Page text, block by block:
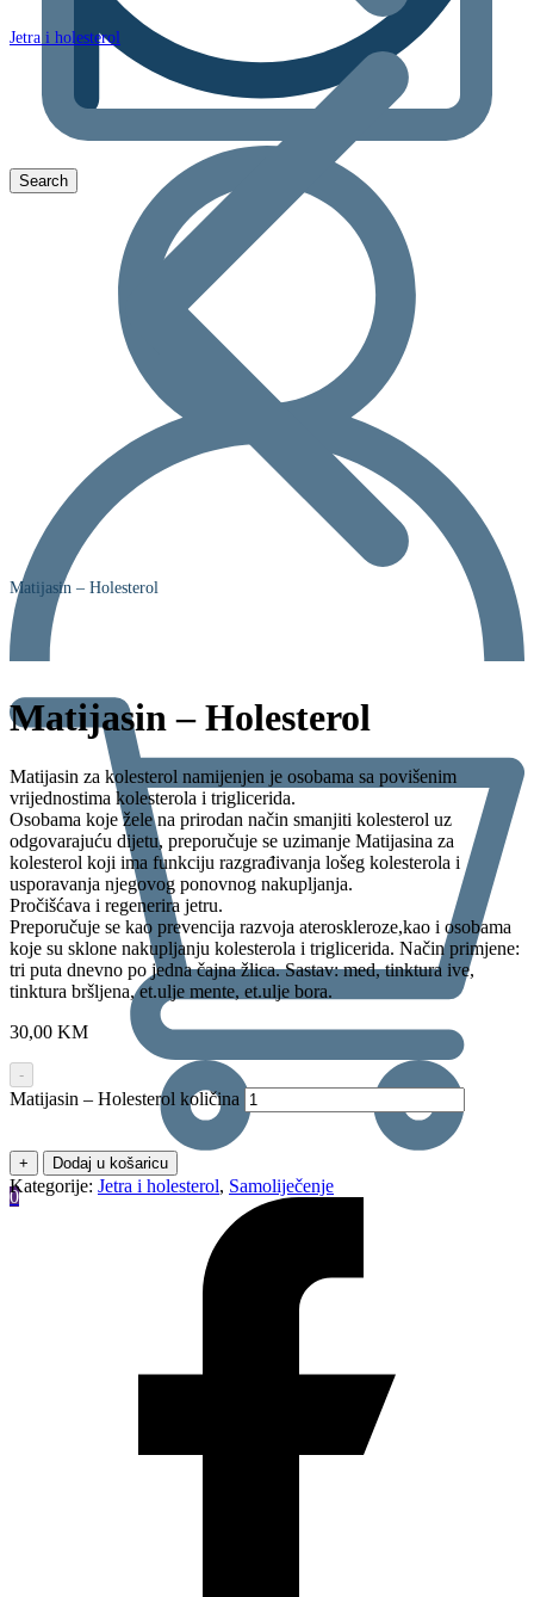
0
Jetra i holesterol
Matijasin – Holesterol
Matijasin – Holesterol
Matijasin za kolesterol namijenjen je osobama sa povišenim
vrijednostima kolesterola i triglicerida.
Osobama koje žele na prirodan način smanjiti kolesterol uz
odgovarajuću dijetu, preporučuje se uzimanje Matijasina za
kolesterol koji ima funkciju razgrađivanja lošeg kolesterola i
usporavanja njegovog ponovnog nakupljanja.
Pročišćava i regenerira jetru.
Preporučuje se kao prevencija razvoja ateroskleroze,kao i osobama
koje su sklone nakupljanju kolesterola i triglicerida. Način primjene:
tri puta dnevno po jedna čajna žlica. Sastav: med, tinktura ive,
tinktura bršljena, et.ulje mente, et.ulje bora.
30,00 KM
-
Matijasin – Holesterol količina
+ Dodaj u košaricu
Kategorije: Jetra i holesterol, Samoliječenje